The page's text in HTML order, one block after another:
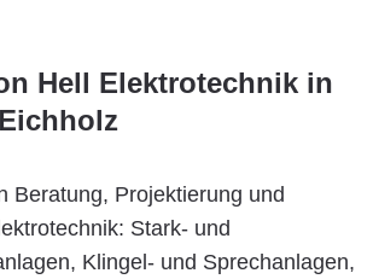
Hell Elektrotechnik in
Beratung, Projektierung und
Stark- und
Klingel- und Sprechanlagen,